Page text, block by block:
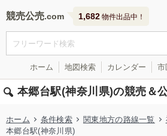
競売公売 1,682 物件出品中！
ホーム 地図検索 カレンダー 市
本郷台駅(神奈川県)の競売＆
ホーム 条件検索 関東地方の路線一覧
本郷台駅(神奈川県)